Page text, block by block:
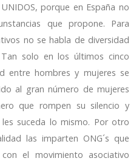
porque en España no
que propone. Para
no se habla de diversidad
solo en los últimos cinco
entre hombres y mujeres se
al gran número de mujeres
que rompen su silencio y
suceda lo mismo. Por otro
las imparten ONG´s que
el movimiento asociativo